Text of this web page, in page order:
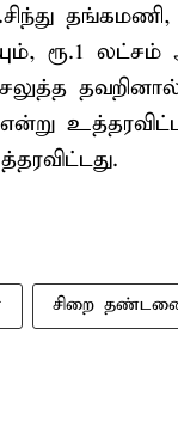
ரூ.1 லட்சம்
சிறை